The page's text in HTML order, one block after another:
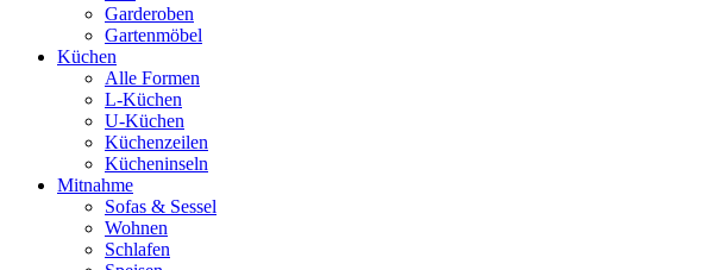
Garderoben
Gartenmöbel
Küchen
Alle Formen
L-Küchen
U-Küchen
Küchenzeilen
Kücheninseln
Mitnahme
Sofas & Sessel
Wohnen
Schlafen